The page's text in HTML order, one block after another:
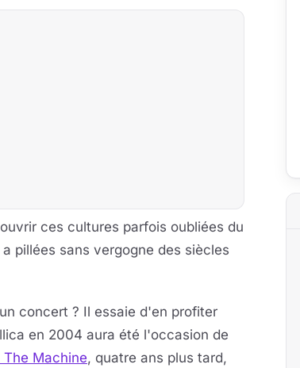
ces cultures parfois oubliées du
pillées sans vergogne des siècles
concert ? Il essaie d'en profiter
en 2004 aura été l'occasion de
Machine, quatre ans plus tard,